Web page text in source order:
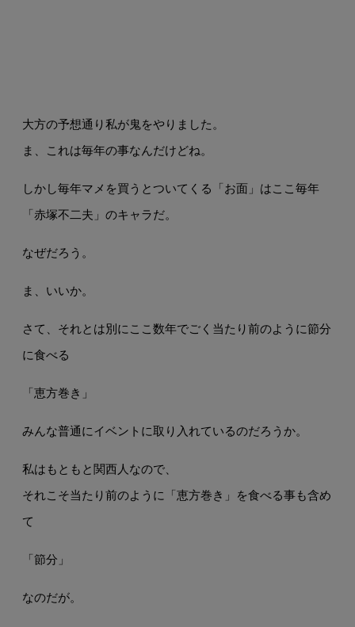
大方の予想通り私が鬼をやりました。
ま、これは毎年の事なんだけどね。
しかし毎年マメを買うとついてくる「お面」はここ毎年
「赤塚不二夫」のキャラだ。
なぜだろう。
ま、いいか。
さて、それとは別にここ数年でごく当たり前のように節分
に食べる
「恵方巻き」
みんな普通にイベントに取り入れているのだろうか。
私はもともと関西人なので、
それこそ当たり前のように「恵方巻き」を食べる事も含め
て
「節分」
なのだが。